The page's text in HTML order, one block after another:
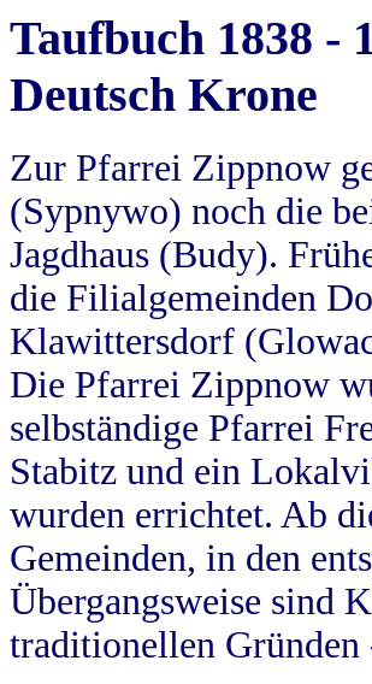
Taufbuch 1838 -
Deutsch Krone
Zur Pfarrei Zippnow
(Sypnywo) noch die
Jagdhaus (Budy).
die Filialgemeinden
Klawittersdorf
Die Pfarrei Zippnow
selbständige Pfarrei
Stabitz und ein
wurden errichtet. Ab
Gemeinden, in den
Übergangsweise sind
traditionellen